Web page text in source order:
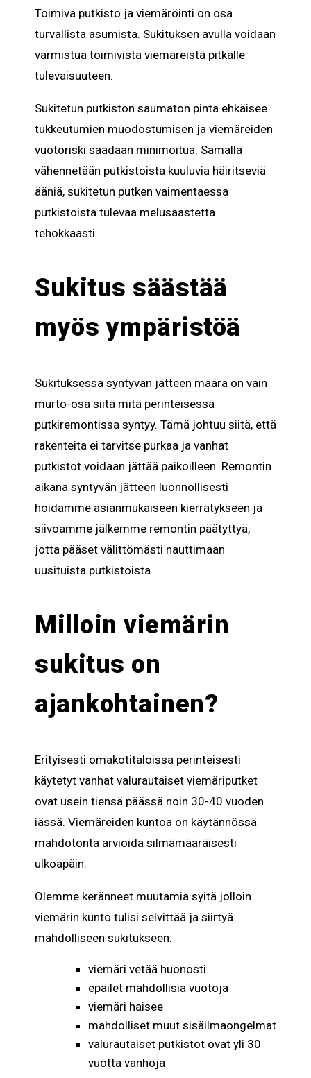
Toimiva putkisto ja viemäröinti on osa
turvallista asumista. Sukituksen avulla voidaan
varmistua toimivista viemäreistä pitkälle
tulevaisuuteen.
Sukitetun putkiston saumaton pinta ehkäisee
tukkeutumien muodostumisen ja viemäreiden
vuotoriski saadaan minimoitua. Samalla
vähennetään putkistoista kuuluvia häiritseviä
ääniä, sukitetun putken vaimentaessa
putkistoista tulevaa melusaastetta
tehokkaasti.
Sukitus säästää
myös ympäristöä
Sukituksessa syntyvän jätteen määrä on vain
murto-osa siitä mitä perinteisessä
putkiremontissa syntyy. Tämä johtuu siitä, että
rakenteita ei tarvitse purkaa ja vanhat
putkistot voidaan jättää paikoilleen. Remontin
aikana syntyvän jätteen luonnollisesti
hoidamme asianmukaiseen kierrätykseen ja
siivoamme jälkemme remontin päätyttyä,
jotta pääset välittömästi nauttimaan
uusituista putkistoista.
Milloin viemärin
sukitus on
ajankohtainen?
Erityisesti omakotitaloissa perinteisesti
käytetyt vanhat valurautaiset viemäriputket
ovat usein tiensä päässä noin 30-40 vuoden
iässä. Viemäreiden kuntoa on käytännössä
mahdotonta arvioida silmämääräisesti
ulkoapäin.
Olemme keränneet muutamia syitä jolloin
viemärin kunto tulisi selvittää ja siirtyä
mahdolliseen sukitukseen:
viemäri vetää huonosti
epäilet mahdollisia vuotoja
viemäri haisee
mahdolliset muut sisäilmaongelmat
valurautaiset putkistot ovat yli 30
vuotta vanhoja